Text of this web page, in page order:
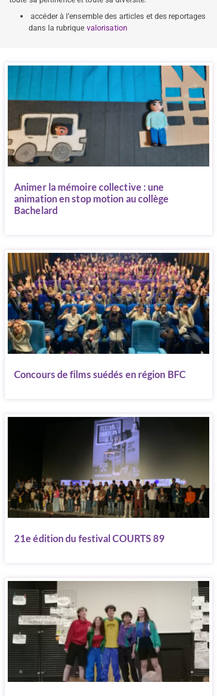
accéder à l’ensemble des articles et des reportages
dans la rubrique valorisation
Animer la mémoire collective : une
animation en stop motion au collège
Bachelard
Concours de films suédés en région BFC
21e édition du festival COURTS 89